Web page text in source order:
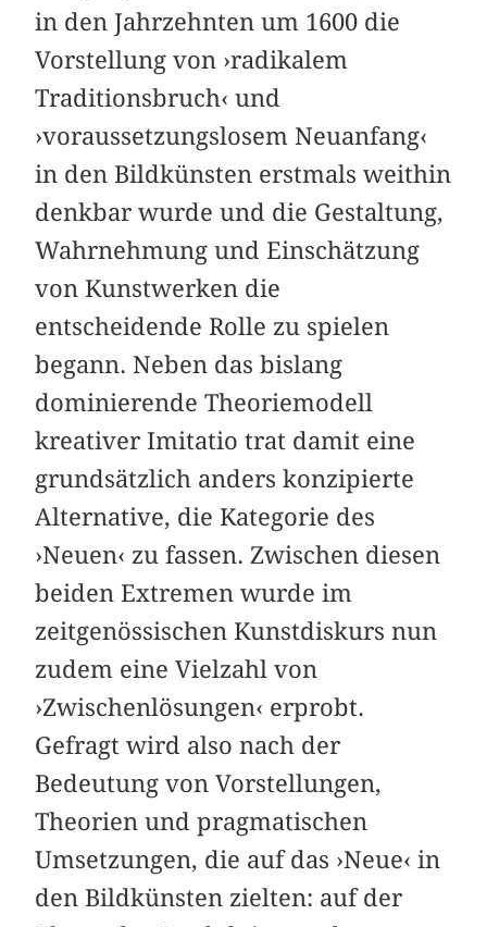
in den Jahrzehnten um 1600 die
Vorstellung von ›radikalem
Traditionsbruch‹ und
›voraussetzungslosem Neuanfang‹
in den Bildkünsten erstmals weithin
denkbar wurde und die Gestaltung,
Wahrnehmung und Einschätzung
von Kunstwerken die
entscheidende Rolle zu spielen
begann. Neben das bislang
dominierende Theoriemodell
kreativer Imitatio trat damit eine
grundsätzlich anders konzipierte
Alternative, die Kategorie des
›Neuen‹ zu fassen. Zwischen diesen
beiden Extremen wurde im
zeitgenössischen Kunstdiskurs nun
zudem eine Vielzahl von
›Zwischenlösungen‹ erprobt.
Gefragt wird also nach der
Bedeutung von Vorstellungen,
Theorien und pragmatischen
Umsetzungen, die auf das ›Neue‹ in
den Bildkünsten zielten: auf der